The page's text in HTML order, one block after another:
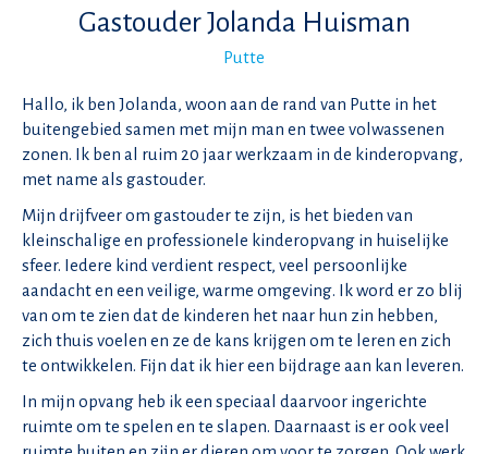
Gastouder Jolanda Huisman
Putte
Hallo, ik ben Jolanda, woon aan de rand van Putte in het
buitengebied samen met mijn man en twee volwassenen
zonen. Ik ben al ruim 20 jaar werkzaam in de kinderopvang,
met name als gastouder.
Mijn drijfveer om gastouder te zijn, is het bieden van
kleinschalige en professionele kinderopvang in huiselijke
sfeer. Iedere kind verdient respect, veel persoonlijke
aandacht en een veilige, warme omgeving. Ik word er zo blij
van om te zien dat de kinderen het naar hun zin hebben,
zich thuis voelen en ze de kans krijgen om te leren en zich
te ontwikkelen. Fijn dat ik hier een bijdrage aan kan leveren.
In mijn opvang heb ik een speciaal daarvoor ingerichte
ruimte om te spelen en te slapen. Daarnaast is er ook veel